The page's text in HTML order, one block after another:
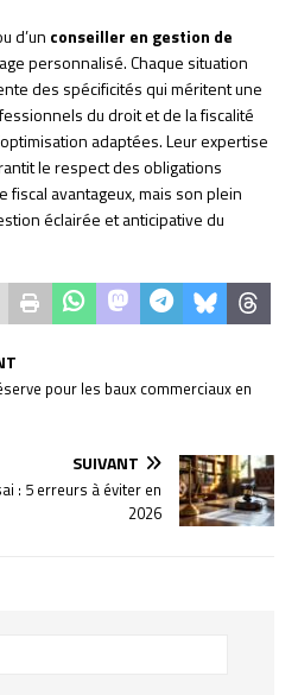
d’un conseiller en gestion de
personnalisé. Chaque situation
des spécificités qui méritent une
du droit et de la fiscalité
adaptées. Leur expertise
le respect des obligations
fiscal avantageux, mais son plein
éclairée et anticipative du
pour les baux commerciaux en
SUIVANT
: 5 erreurs à éviter en
2026